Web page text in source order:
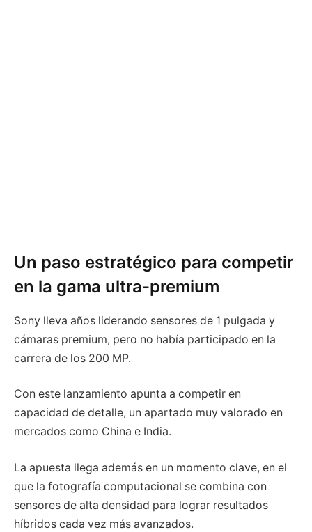
Un paso estratégico para competir
en la gama ultra-premium
Sony lleva años liderando sensores de 1 pulgada y
cámaras premium, pero no había participado en la
carrera de los 200 MP.
Con este lanzamiento apunta a competir en
capacidad de detalle, un apartado muy valorado en
mercados como China e India.
La apuesta llega además en un momento clave, en el
que la fotografía computacional se combina con
sensores de alta densidad para lograr resultados
híbridos cada vez más avanzados.